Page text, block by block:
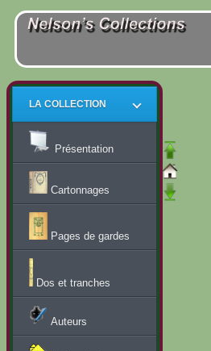
LA COLLECTION
Présentation
Cartonnages
Pages de gardes
Dos et tranches
Auteurs